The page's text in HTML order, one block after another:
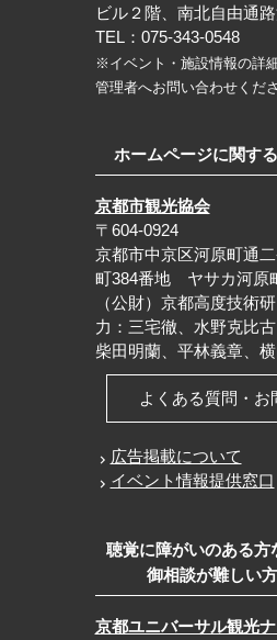
ビル２階、南北自由通路
TEL：075-343-0548
※イベント・施設情報の詳
管理者へお問い合わせくださ
ホームページに関す
京都市観光協会
〒604-0924
京都市中京区河原町通
町384番地 ヤサカ河原
（公財）京都高度技術
力：三宅徹、水野克比古
柴田明蘭、平林義章、
よくある質問・お
広告掲載について
イベント情報提供窓口
聴覚に障がいのある方
御相談が難しい
京都ユニバーサル観光